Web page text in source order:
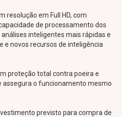
resolução em Full HD, com
de processamento dos
inteligentes mais rápidas e
e novos recursos de inteligência
proteção total contra poeira e
assegura o funcionamento mesmo
previsto para compra de